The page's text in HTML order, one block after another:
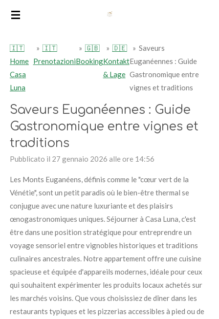
Vai
principale
🇮🇹
Home
Casa
Luna
» 🇮🇹
Prenotazioni
» 🇬🇧
Booking
» 🇩🇪
Kontakt
& Lage
» Saveurs
Euganéennes : Guide
Gastronomique entre
vignes et traditions
Saveurs Euganéennes : Guide
Gastronomique entre vignes et
traditions
Pubblicato il 27 gennaio 2026 alle ore 14:56
Les Monts Euganéens, définis comme le "cœur vert de la
Vénétie", sont un petit paradis où le bien-être thermal se
conjugue avec une nature luxuriante et des plaisirs
œnogastronomiques uniques. Séjourner à Casa Luna, c'est
être dans une position stratégique pour entreprendre un
voyage sensoriel entre vignobles historiques et traditions
culinaires ancestrales. Notre appartement offre une cuisine
spacieuse et équipée d'appareils modernes, idéale pour ceux
qui souhaitent expérimenter les produits locaux achetés sur
les marchés voisins. Que vous choisissiez de dîner dans les
restaurants typiques et les pizzerias accessibles à pied ou de